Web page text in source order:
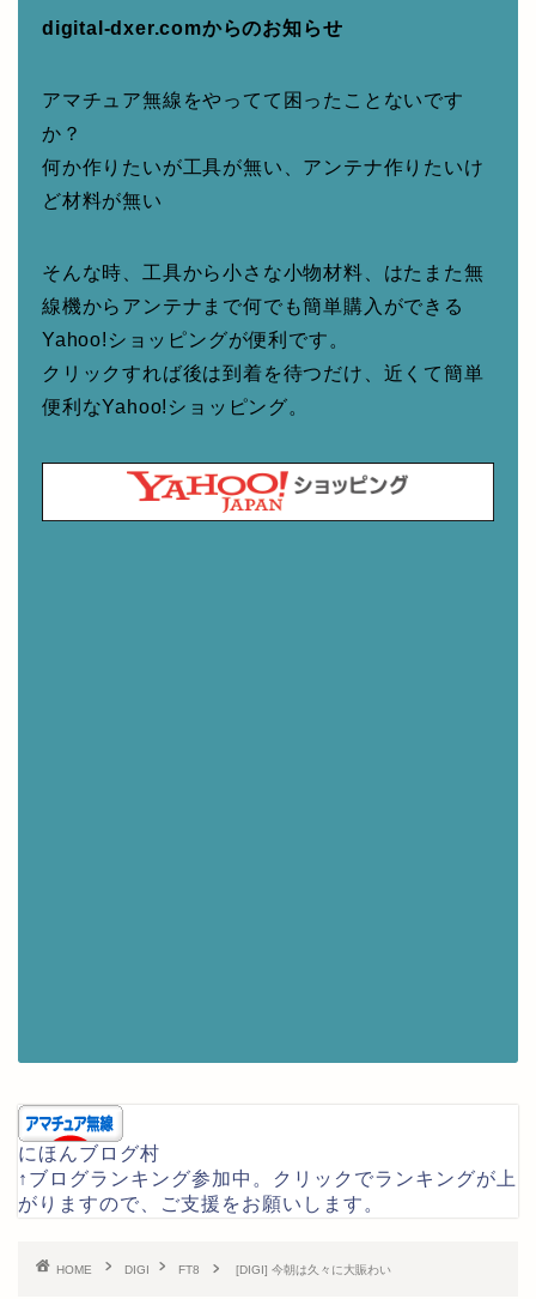
digital-dxer.comからのお知らせ
アマチュア無線をやってて困ったことないです
か？
何か作りたいが工具が無い、アンテナ作りたいけ
ど材料が無い
そんな時、工具から小さな小物材料、はたまた無
線機からアンテナまで何でも簡単購入ができる
Yahoo!ショッピングが便利です。
クリックすれば後は到着を待つだけ、近くて簡単
便利なYahoo!ショッピング。
にほんブログ村
↑ブログランキング参加中。クリックでランキングが上
がりますので、ご支援をお願いします。
HOME DIGI FT8 [DIGI] 今朝は久々に大賑わい